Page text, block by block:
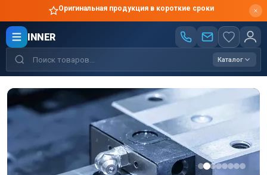
Оригинальная продукция в короткие сроки
INNER
Каталог